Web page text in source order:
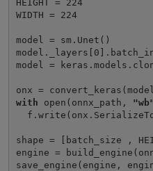
HEIGHT = 224
WIDTH = 224
model = sm.Unet()
model =
with open(onnx_path,
shape = [batch_size ,
engine =
save_engine(engine,